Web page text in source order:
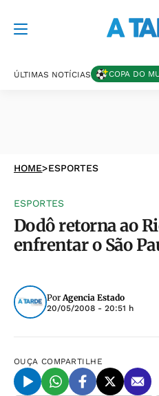
ÚLTIMAS NOTÍCIAS COPA DO
HOME>ESPORTES
ESPORTES
Dodô retorna ao
enfrentar o São
PorAgencia Estado
20/05/2008 - 20:51 h
OUÇA COMPARTILHE